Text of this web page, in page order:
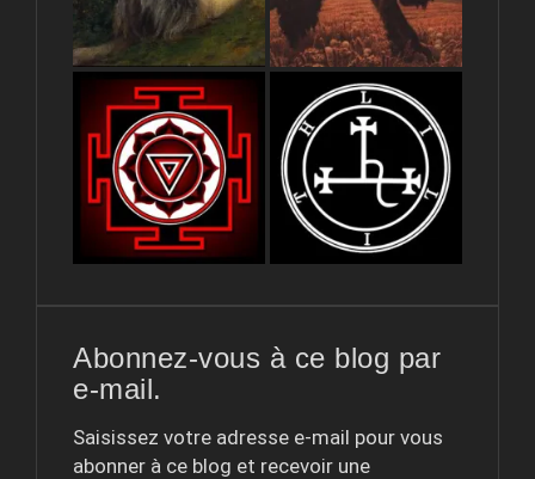
Abonnez-vous à ce blog par
e-mail.
Saisissez votre adresse e-mail pour vous
abonner à ce blog et recevoir une